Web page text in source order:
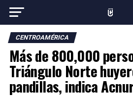
CENTROAMÉRICA
Más de 800,000
Triángulo Norte
pandillas, indica